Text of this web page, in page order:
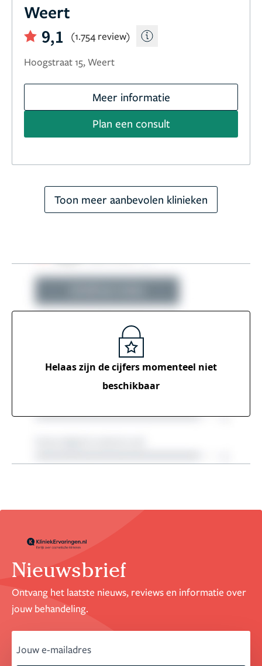
Weert
9,1
(1.754 review)
Hoogstraat 15, Weert
Meer informatie
Plan een consult
Toon meer aanbevolen klinieken
Helaas zijn de cijfers momenteel niet
beschikbaar
Nieuwsbrief
Ontvang het laatste nieuws, reviews en informatie over
jouw behandeling.